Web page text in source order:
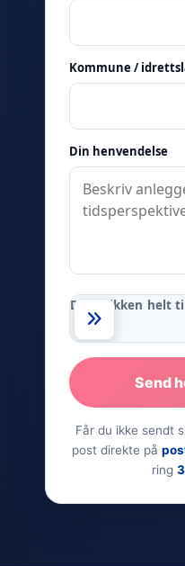
Kommune /
Din henvendelse
Dra brikken helt
Send
Får du ikke sendt
post direkte på
ring